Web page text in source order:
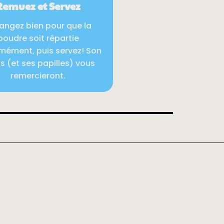
et Servez
bien pour que la
soit répartie
puis servez! Son
(et ses papilles) vous
remercieront.